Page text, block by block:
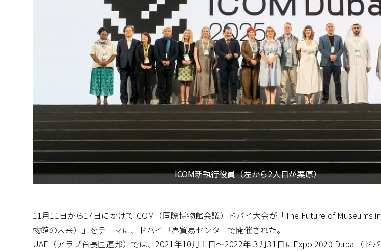
ICOM新執行役員（左から2人目が栗原）
11月11日から17日にかけてICOM（国際博物館会議）ドバイ大会が「The Future of Museums
物館の未来）」をテーマに、ドバイ世界貿易センターで開催された。
UAE（アラブ首長国連邦）では、2021年10月１日～2022年３月31日にExpo 2020 Dubai（ド